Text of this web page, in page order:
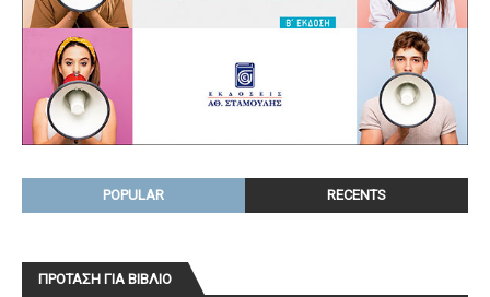
POPULAR RECENTS
ΠΡΟΤΑΣΗ ΓΙΑ ΒΙΒΛΙΟ